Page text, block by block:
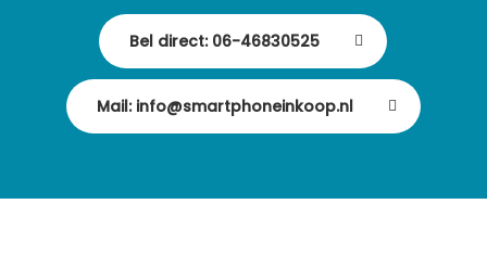
Bel direct: 06-46830525
Mail: info@smartphoneinkoop.nl